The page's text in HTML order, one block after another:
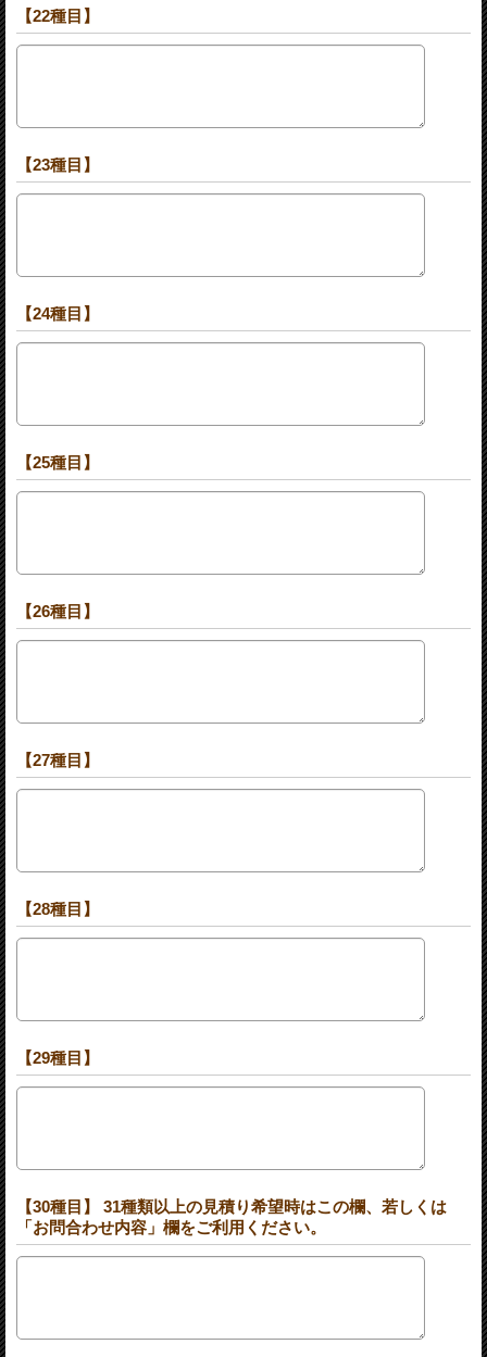
【22種目】
【23種目】
【24種目】
【25種目】
【26種目】
【27種目】
【28種目】
【29種目】
【30種目】 31種類以上の見積り希望時はこの欄、若しくは
「お問合わせ内容」欄をご利用ください。